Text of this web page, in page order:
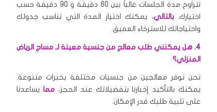
تتراوح مدة الجلسات غالباً بين 60 دقيقة و 90 دقيقة حسب
اختيارك.بالتالي، يمكنك اختيار المدة التي تناسب جدولك
واحتياجاتك للاسترخاء العميق.
4. هل يمكنني طلب معالج من جنسية معينة لـ مساج الرياض
المنزلي؟
نحن نوفر معالجين من جنسيات مختلفة بخبرات متنوعة.
يمكنك بالتأكيد إخبارنا بتفضيلاتك عند الحجز،مما يساعدنا
على تلبية طلبك قدر الإمكان.